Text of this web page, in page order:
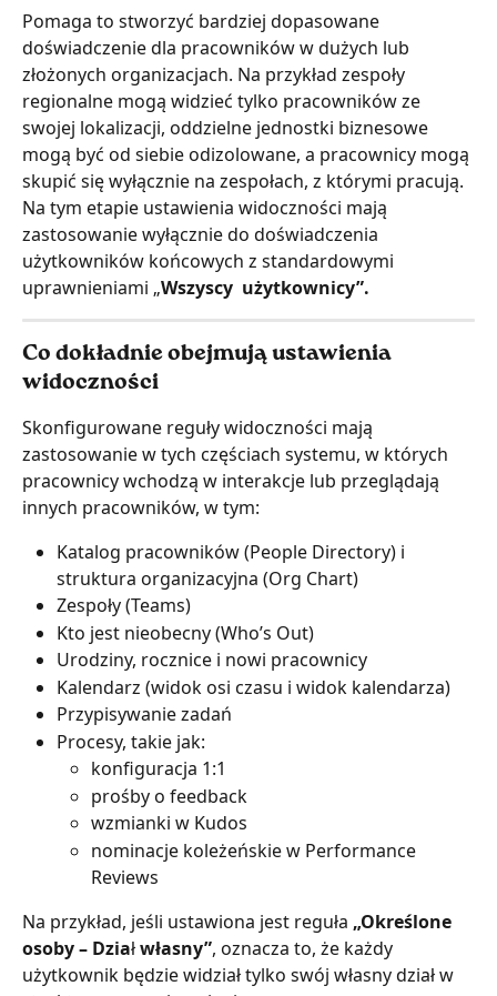
Pomaga to stworzyć bardziej dopasowane
doświadczenie dla pracowników w dużych lub
złożonych organizacjach. Na przykład zespoły
regionalne mogą widzieć tylko pracowników ze
swojej lokalizacji, oddzielne jednostki biznesowe
mogą być od siebie odizolowane, a pracownicy mogą
skupić się wyłącznie na zespołach, z którymi pracują.
Na tym etapie ustawienia widoczności mają
zastosowanie wyłącznie do doświadczenia
użytkowników końcowych z standardowymi
uprawnieniami „Wszyscy  użytkownicy”.
Co dokładnie obejmują ustawienia
widoczności
Skonfigurowane reguły widoczności mają
zastosowanie w tych częściach systemu, w których
pracownicy wchodzą w interakcje lub przeglądają
innych pracowników, w tym:
Katalog pracowników (People Directory) i
struktura organizacyjna (Org Chart)
Zespoły (Teams)
Kto jest nieobecny (Who’s Out)
Urodziny, rocznice i nowi pracownicy
Kalendarz (widok osi czasu i widok kalendarza)
Przypisywanie zadań
Procesy, takie jak:
konfiguracja 1:1
prośby o feedback
wzmianki w Kudos
nominacje koleżeńskie w Performance
Reviews
Na przykład, jeśli ustawiona jest reguła „Określone
osoby – Dział własny”, oznacza to, że każdy
użytkownik będzie widział tylko swój własny dział w